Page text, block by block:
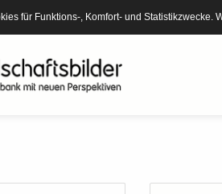
für Funktions-, Komfort- und